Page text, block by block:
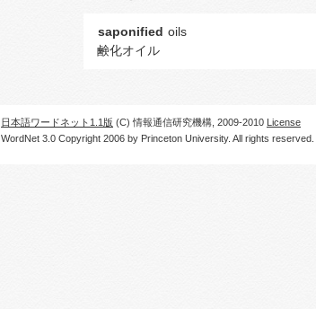
saponified oils
鹸化オイル
日本語ワードネット1.1版 (C) 情報通信研究機構, 2009-2010 License
WordNet 3.0 Copyright 2006 by Princeton University. All rights reserved.